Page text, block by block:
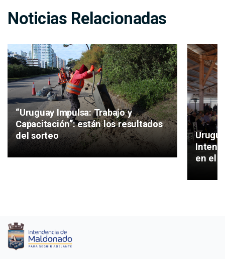
Noticias Relacionadas
“Uruguay Impulsa: Trabajo y
Capacitación”: están los resultados
del sorteo
en el